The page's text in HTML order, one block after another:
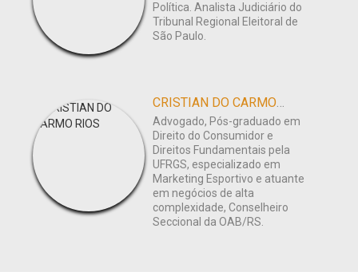
Política. Analista Judiciário do
Tribunal Regional Eleitoral de
São Paulo.
CRISTIAN DO CARMO RIOS
Advogado, Pós-graduado em
Direito do Consumidor e
Direitos Fundamentais pela
UFRGS, especializado em
Marketing Esportivo e atuante
em negócios de alta
complexidade, Conselheiro
Seccional da OAB/RS.